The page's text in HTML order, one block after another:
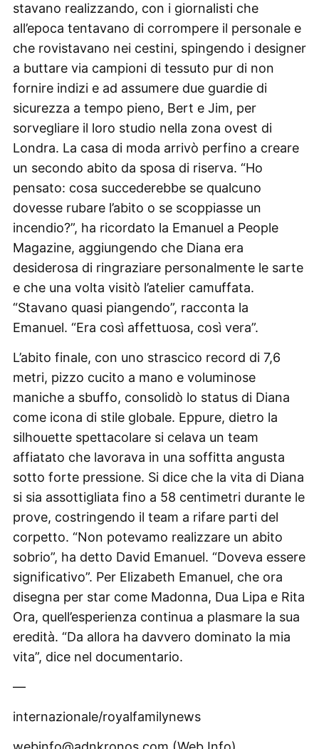
stavano realizzando, con i giornalisti che
all’epoca tentavano di corrompere il personale e
che rovistavano nei cestini, spingendo i designer
a buttare via campioni di tessuto pur di non
fornire indizi e ad assumere due guardie di
sicurezza a tempo pieno, Bert e Jim, per
sorvegliare il loro studio nella zona ovest di
Londra. La casa di moda arrivò perfino a creare
un secondo abito da sposa di riserva. “Ho
pensato: cosa succederebbe se qualcuno
dovesse rubare l’abito o se scoppiasse un
incendio?”, ha ricordato la Emanuel a People
Magazine, aggiungendo che Diana era
desiderosa di ringraziare personalmente le sarte
e che una volta visitò l’atelier camuffata.
“Stavano quasi piangendo”, racconta la
Emanuel. “Era così affettuosa, così vera”.
L’abito finale, con uno strascico record di 7,6
metri, pizzo cucito a mano e voluminose
maniche a sbuffo, consolidò lo status di Diana
come icona di stile globale. Eppure, dietro la
silhouette spettacolare si celava un team
affiatato che lavorava in una soffitta angusta
sotto forte pressione. Si dice che la vita di Diana
si sia assottigliata fino a 58 centimetri durante le
prove, costringendo il team a rifare parti del
corpetto. “Non potevamo realizzare un abito
sobrio”, ha detto David Emanuel. “Doveva essere
significativo”. Per Elizabeth Emanuel, che ora
disegna per star come Madonna, Dua Lipa e Rita
Ora, quell’esperienza continua a plasmare la sua
eredità. “Da allora ha davvero dominato la mia
vita”, dice nel documentario.
—
internazionale/royalfamilynews